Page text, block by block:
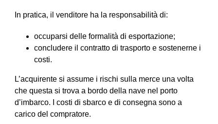
In pratica, il venditore ha la responsabilità di:
occuparsi delle formalità di esportazione;
concludere il contratto di trasporto e sostenerne i
costi.
L’acquirente si assume i rischi sulla merce una volta
che questa si trova a bordo della nave nel porto
d’imbarco. I costi di sbarco e di consegna sono a
carico del compratore.